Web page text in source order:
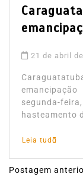
21 de abril
segunda-
hasteamento
Leia tudo
N
Postagem